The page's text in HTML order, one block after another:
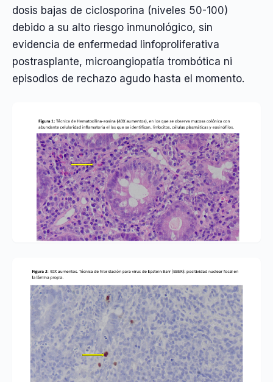
dosis bajas de ciclosporina (niveles 50-100)
debido a su alto riesgo inmunológico, sin
evidencia de enfermedad linfoproliferativa
postrasplante, microangiopatía trombótica ni
episodios de rechazo agudo hasta el momento.